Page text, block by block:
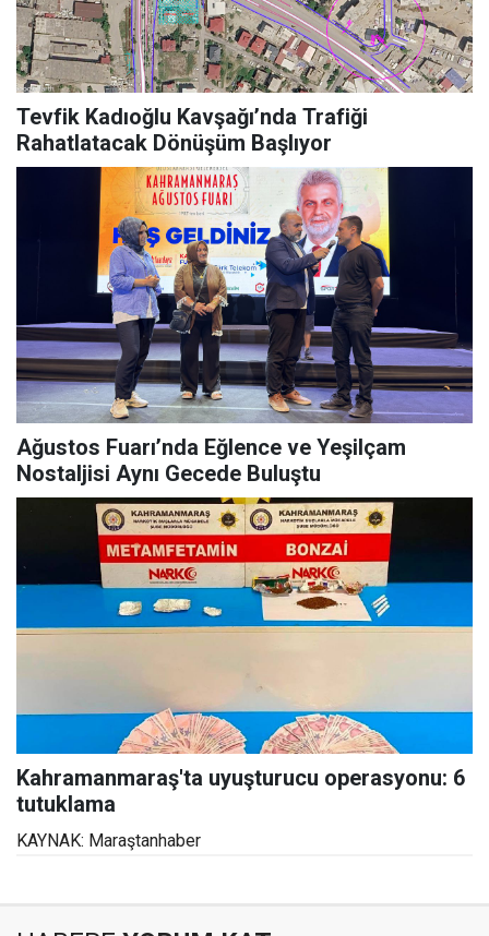
Tevfik Kadıoğlu Kavşağı’nda Trafiği
Rahatlatacak Dönüşüm Başlıyor
Ağustos Fuarı’nda Eğlence ve Yeşilçam
Nostaljisi Aynı Gecede Buluştu
Kahramanmaraş'ta uyuşturucu operasyonu: 6
tutuklama
KAYNAK: Maraştanhaber